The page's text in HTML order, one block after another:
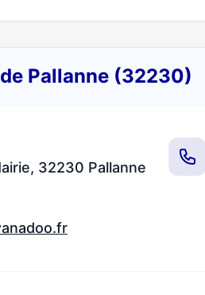
Pallanne (32230)
32230 Pallanne